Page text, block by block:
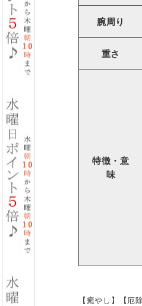
腕周り
重さ
特徴・意
味
【癒やし】【厄